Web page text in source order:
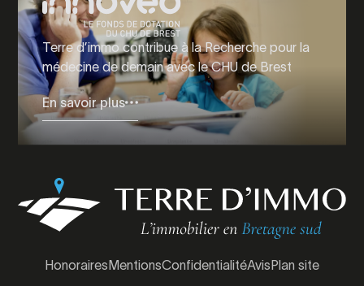
Terre d’immo contribue à la Recherche pour la
médecine de demain avec le CHU de Brest
En savoir plus
HonorairesMentionsConfidentialitéAvisPlan site